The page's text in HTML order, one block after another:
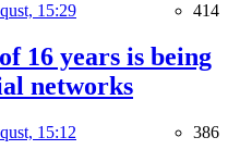
15:29 414
16 years is being
networks
15:12 386